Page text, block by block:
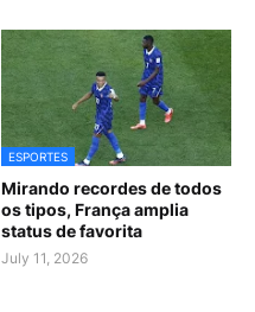
ESPORTES
Mirando recordes de todos
os tipos, França amplia
status de favorita
July 11, 2026